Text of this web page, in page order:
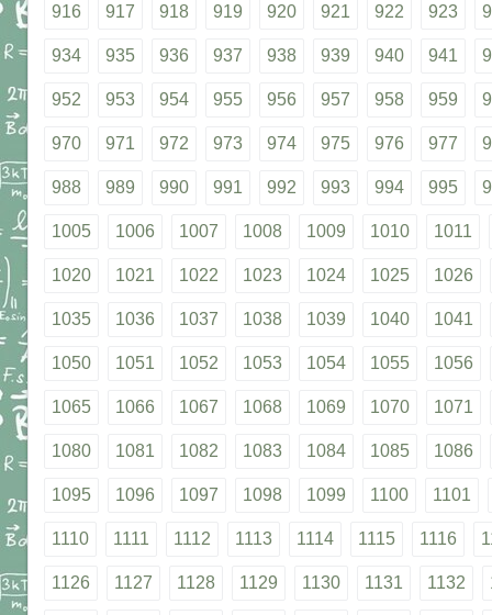
916 917 918 919 920 921 922 923
934 935 936 937 938 939 940 941
952 953 954 955 956 957 958 959
970 971 972 973 974 975 976 977
988 989 990 991 992 993 994 995
1005 1006 1007 1008 1009 1010 1011
1020 1021 1022 1023 1024 1025 1026
1035 1036 1037 1038 1039 1040 1041
1050 1051 1052 1053 1054 1055 1056
1065 1066 1067 1068 1069 1070 1071
1080 1081 1082 1083 1084 1085 1086
1095 1096 1097 1098 1099 1100 1101
1110 1111 1112 1113 1114 1115 1116
1126 1127 1128 1129 1130 1131 1132